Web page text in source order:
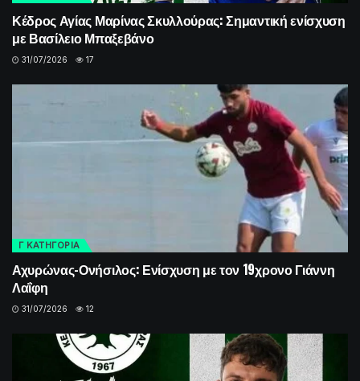
Κέδρος Αγίας Μαρίνας Σκυλλούρας: Σημαντική ενίσχυση
με Βασίλειο Μπαξεβάνο
31/07/2026 17
Γ ΚΑΤΗΓΟΡΙΑ
Αχυρώνας-Ονήσιλος: Ενίσχυση με τον 19χρονο Γιάννη
Λαΐφη
31/07/2026 12